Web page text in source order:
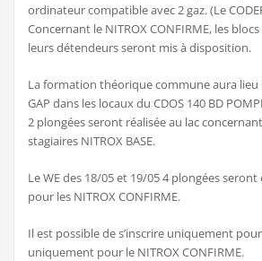
ordinateur compatible avec 2 gaz. (Le
Concernant le NITROX CONFIRME, les
leurs détendeurs seront mis à disposition.
La formation théorique commune aura lieu
GAP dans les locaux du CDOS 140 BD
2 plongées seront réalisée au lac
stagiaires NITROX BASE.
Le WE des 18/05 et 19/05 4 plongées
pour les NITROX CONFIRME.
Il est possible de s’inscrire uniquement pour
uniquement pour le NITROX CONFIRME.